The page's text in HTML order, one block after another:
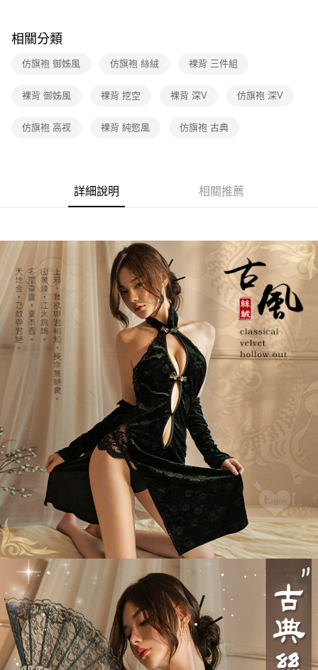
每筆NT$60，滿NT$600(含以上)免運費
付款後全家取貨
付款後7-11取貨
每筆NT$60，滿NT$600(含以上)免運費
每筆NT$80，滿NT$600(含以上)免運費
相關分類
仿旗袍 御姊風 仿旗袍 絲絨 裸背 三件組
裸背 御姊風 裸背 挖空 裸背 深V 仿旗袍 深V
仿旗袍 高衩 裸背 純慾風 仿旗袍 古典
詳細說明 相關推薦